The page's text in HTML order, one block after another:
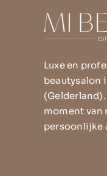
Luxe en
beautysalon
moment van
persoonlijke